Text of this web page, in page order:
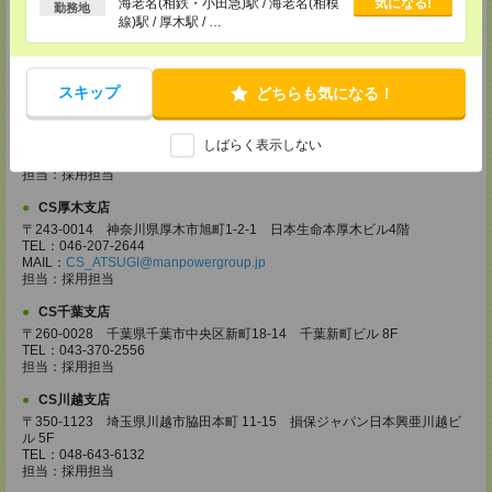
勤務地
線)駅 / 厚木駅 / …
スキップ どちらも気になる！
しばらく表示しない
〒370-0831 群馬県高崎市あら町167 高崎第一生命ビルディング11Ｆ
TEL：027-320-6558
MAIL：CS_TAKASAKI@manpowergroup.jp
担当：採用担当
CS宇都宮支店
〒321-0953 栃木県宇都宮市東宿郷3-2-18 高知穂ビル2Ｆ
CS_UTSUNOMIYA@manpowergroup.jp
担当：採用担当
CS厚木支店
〒243-0014 神奈川県厚木市旭町1-2-1 日本生命本厚木ビル4階
TEL：046-207-2644
MAIL： CS_ATSUGI@manpowergroup.jp
担当：採用担当
CS千葉支店
〒260-0028 千葉県千葉市中央区新町18-14 千葉新町ビル 8F
TEL：043-370-2556
担当：採用担当
CS川越支店
〒350-1123 埼玉県川越市脇田本町 11-15 損保ジャパン日本興亜川越ビ
ル 5F
TEL：048-643-6132
担当：採用担当